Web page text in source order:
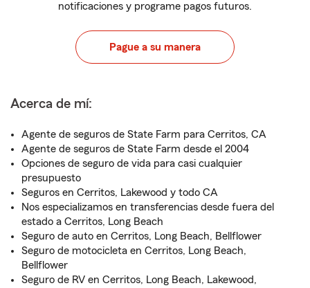
notificaciones y programe pagos futuros.
Pague a su manera
Acerca de mí:
Agente de seguros de State Farm para Cerritos, CA
Agente de seguros de State Farm desde el 2004
Opciones de seguro de vida para casi cualquier
presupuesto
Seguros en Cerritos, Lakewood y todo CA
Nos especializamos en transferencias desde fuera del
estado a Cerritos, Long Beach
Seguro de auto en Cerritos, Long Beach, Bellflower
Seguro de motocicleta en Cerritos, Long Beach,
Bellflower
Seguro de RV en Cerritos, Long Beach, Lakewood,